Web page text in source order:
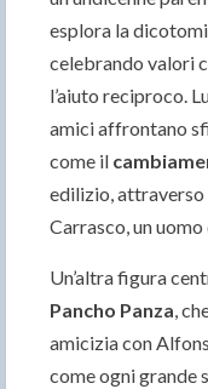
esplora la
celebrando valori
l’aiuto reciproco.
amici affrontano
come il
edilizio,
Carrasco, un
Un’altra figura
Pancho Panza,
amicizia con
come ogni grande